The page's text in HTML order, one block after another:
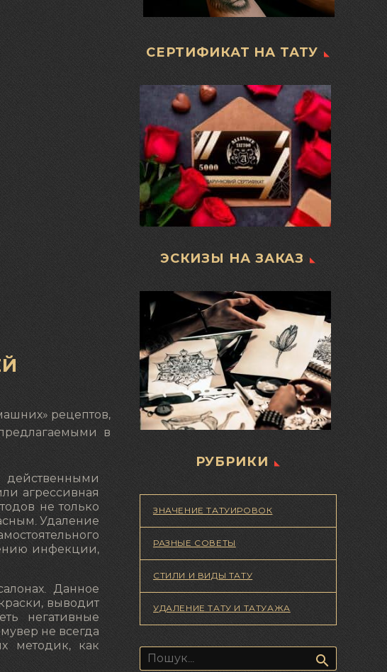
рецептов,
в
действенными
агрессивная
не только
Удаление
инфекции,
Данное
выводит
негативные
не всегда
методик, как
СЕРТИФИКАТ НА ТАТУ
ЭСКИЗЫ НА ЗАКАЗ
РУБРИКИ
ЗНАЧЕНИЕ ТАТУИРОВОК
РАЗНЫЕ СОВЕТЫ
СТИЛИ И ВИДЫ ТАТУ
УДАЛЕНИЕ ТАТУ И ТАТУАЖА
Пошук: